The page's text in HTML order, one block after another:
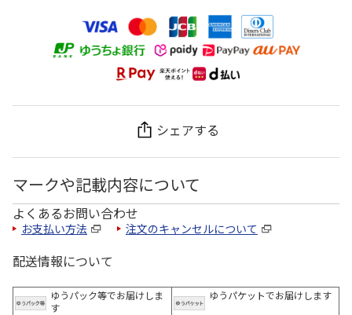
シェアする
マークや記載内容について
よくあるお問い合わせ
お支払い方法 注文のキャンセルについて
配送情報について
ゆうパック等でお届けしま
す
ゆうパケットでお届けします